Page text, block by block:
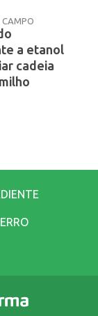
CAMPO
a etanol
cadeia